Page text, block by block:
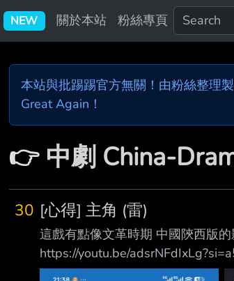
NEW 關於本站 粉絲專頁
本站與批踢踢官方無關！由粉絲整理
Great Again！
👉 中劇 China-
30 [心得] 主角 (雷)
這戲有點像文革時期 中國陝西版
https://youtu.be/
為她是用秦腔唱的吧??? 監製是大